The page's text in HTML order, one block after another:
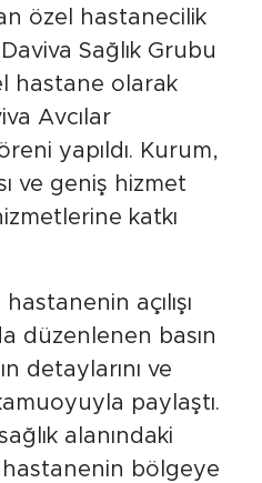
özel hastanecilik
Sağlık Grubu
hastane olarak
Avcılar
yapıldı. Kurum,
ve geniş hizmet
katkı
açılışı
düzenlenen basın
detaylarını ve
paylaştı.
alanındaki
bölgeye